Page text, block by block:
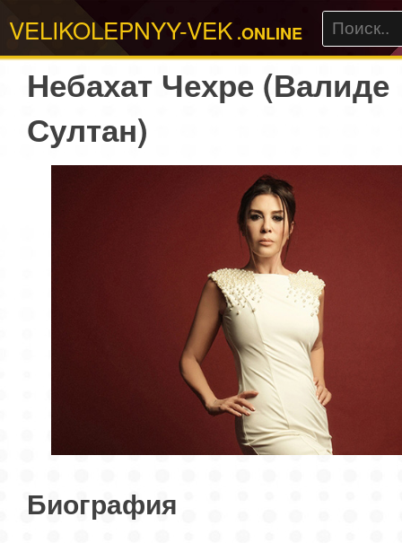
VELIKOLEPNYY-VEK .ONLINE
Небахат Чехре (Валиде
Султан)
Биография